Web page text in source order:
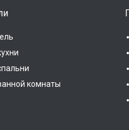
комнаты